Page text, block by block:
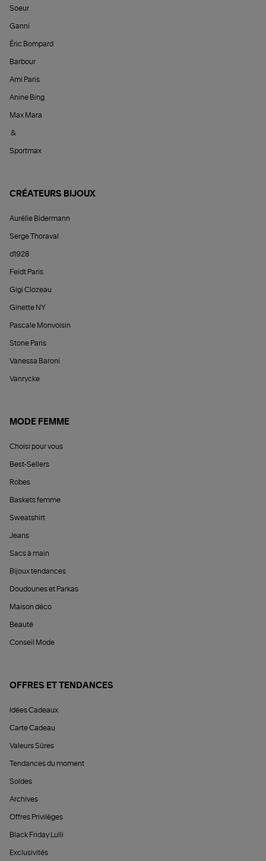
Soeur
Ganni
Éric Bompard
Barbour
Ami Paris
Anine Bing
Max Mara
&
Sportmax
CRÉATEURS BIJOUX
Aurélie Bidermann
Serge Thoraval
d1928
Feidt Paris
Gigi Clozeau
Ginette NY
Pascale Monvoisin
Stone Paris
Vanessa Baroni
Vanrycke
MODE FEMME
Choisi pour vous
Best-Sellers
Robes
Baskets femme
Sweatshirt
Jeans
Sacs à main
Bijoux tendances
Doudounes et Parkas
Maison déco
Beauté
Conseil Mode
OFFRES ET TENDANCES
Idées Cadeaux
Carte Cadeau
Valeurs Sûres
Tendances du moment
Soldes
Archives
Offres Privilèges
Black Friday Lulli
Exclusivités